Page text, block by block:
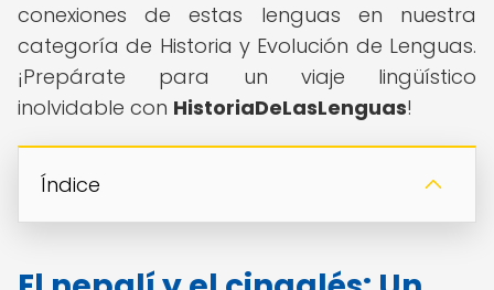
conexiones de estas lenguas en nuestra
categoría de Historia y Evolución de Lenguas.
¡Prepárate para un viaje lingüístico
inolvidable con HistoriaDeLasLenguas!
Índice